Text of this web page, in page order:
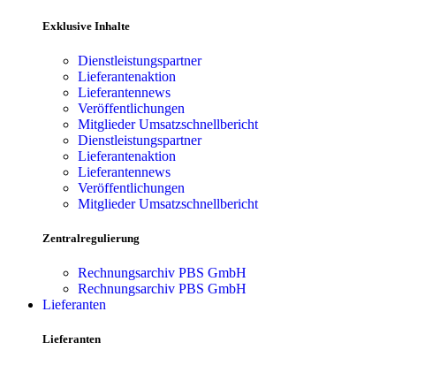
Exklusive Inhalte
Dienstleistungspartner
Lieferantenaktion
Lieferantennews
Veröffentlichungen
Mitglieder Umsatzschnellbericht
Dienstleistungspartner
Lieferantenaktion
Lieferantennews
Veröffentlichungen
Mitglieder Umsatzschnellbericht
Zentralregulierung
Rechnungsarchiv PBS GmbH
Rechnungsarchiv PBS GmbH
Lieferanten
Lieferanten